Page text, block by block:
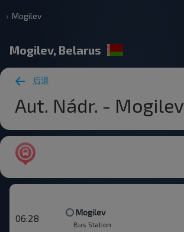
Mogilev
Mogilev, Belarus
后退
Aut. Nádr. - Mogilev
06:28
Mogilev
Bus Station